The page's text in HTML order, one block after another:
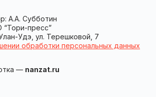
А.А. Субботин
пресс”
Удэ, ул. Терешковой, 7
обработки персональных данных
— nanzat.ru